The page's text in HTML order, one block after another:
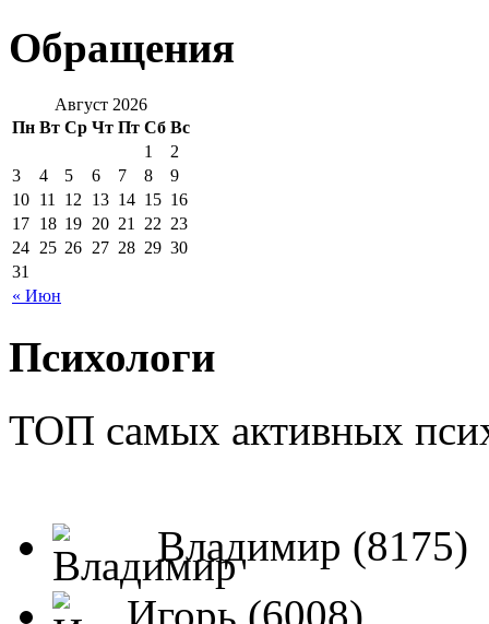
Обращения
Август 2026
Пн Вт Ср Чт Пт Сб Вс
« Июн
1
2
3
4 5 6 7 8
9
10 11 12 13 14 15 16
17 18 19 20 21 22 23
24 25 26 27 28 29 30
31
Психологи
ТОП самых активных
Владимир (8175)
Игорь (6008)